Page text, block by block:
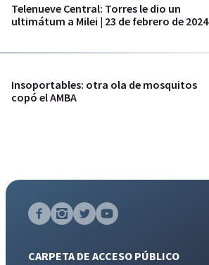
Telenueve Central: Torres le dio un
ultimátum a Milei | 23 de febrero de 2024
Insoportables: otra ola de mosquitos
copó el AMBA
CARPETA DE ACCESO PÚBLICO